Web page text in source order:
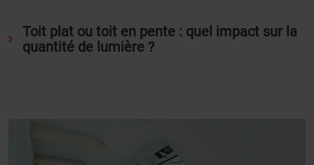
Toit plat ou toit en pente : quel impact sur la
quantité de lumière ?